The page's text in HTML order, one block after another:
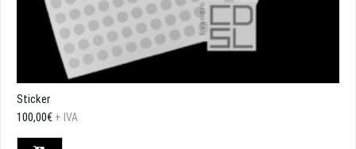
Sticker
100,00€ + IVA